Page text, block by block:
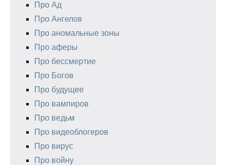
Про Ад
Про Ангелов
Про аномальные зоны
Про аферы
Про бессмертие
Про Богов
Про будущее
Про вампиров
Про ведьм
Про видеоблогеров
Про вирус
Про войну